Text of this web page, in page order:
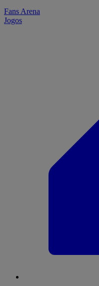
Fans Arena
Jogos